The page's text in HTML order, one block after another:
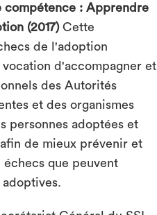
compétence : Apprendre
(2017)Cette
de l'adoption
d'accompagner et
des Autorités
et des organismes
personnes adoptées et
de mieux prévenir et
que peuvent